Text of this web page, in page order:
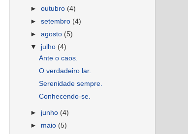
►outubro (4)
►setembro (4)
►agosto (5)
▼ julho (4)
Ante o caos.
O verdadeiro lar.
Serenidade sempre.
Conhecendo-se.
► junho (4)
► maio (5)